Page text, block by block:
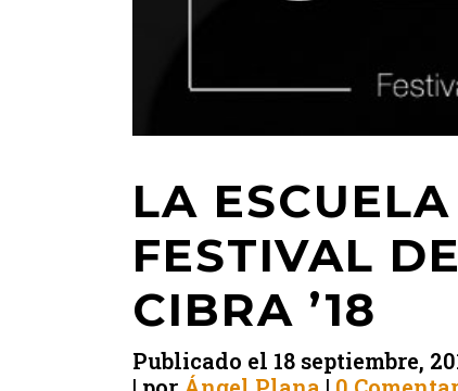
LA
FESTIVAL
CIBRA ’18
Publicado el 18 septiembre,